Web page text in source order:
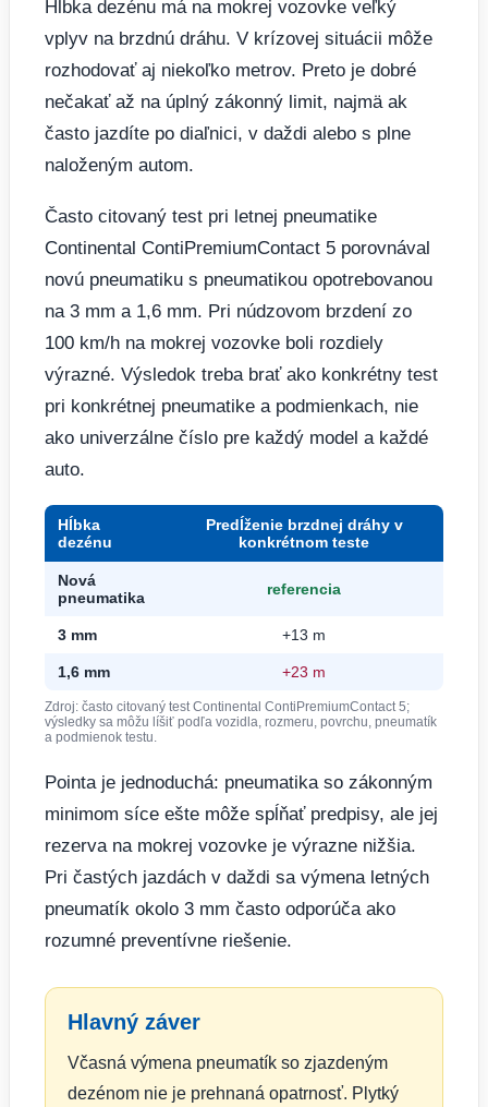
Hĺbka dezénu má na mokrej vozovke veľký
vplyv na brzdnú dráhu. V krízovej situácii môže
rozhodovať aj niekoľko metrov. Preto je dobré
nečakať až na úplný zákonný limit, najmä ak
často jazdíte po diaľnici, v daždi alebo s plne
naloženým autom.
Často citovaný test pri letnej pneumatike
Continental ContiPremiumContact 5 porovnával
novú pneumatiku s pneumatikou opotrebovanou
na 3 mm a 1,6 mm. Pri núdzovom brzdení zo
100 km/h na mokrej vozovke boli rozdiely
výrazné. Výsledok treba brať ako konkrétny test
pri konkrétnej pneumatike a podmienkach, nie
ako univerzálne číslo pre každý model a každé
auto.
Hĺbka
dezénu
Predĺženie brzdnej dráhy v
konkrétnom teste
Nová
pneumatika
referencia
3 mm +13 m
1,6 mm +23 m
Zdroj: často citovaný test Continental ContiPremiumContact 5;
výsledky sa môžu líšiť podľa vozidla, rozmeru, povrchu, pneumatík
a podmienok testu.
Pointa je jednoduchá: pneumatika so zákonným
minimom síce ešte môže spĺňať predpisy, ale jej
rezerva na mokrej vozovke je výrazne nižšia.
Pri častých jazdách v daždi sa výmena letných
pneumatík okolo 3 mm často odporúča ako
rozumné preventívne riešenie.
Hlavný záver
Včasná výmena pneumatík so zjazdeným
dezénom nie je prehnaná opatrnosť. Plytký